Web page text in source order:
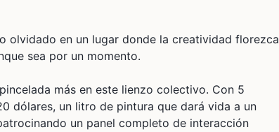
olvidado en un lugar donde la creatividad florezca
sea por un momento.
más en este lienzo colectivo. Con 5
dólares, un litro de pintura que dará vida a un
un panel completo de interacción